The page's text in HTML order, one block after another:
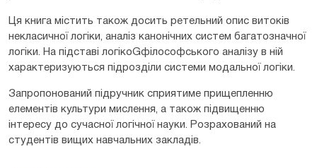
Ця книга містить також досить ретельний опис витоків
некласичної логіки, аналіз канонічних систем багатозначної
логіки. На підставі логікоGфілософського аналізу в ній
характеризуються підрозділи системи модальної логіки.
Запропонований підручник сприятиме прищепленню
елементів культури мислення, а також підвищенню
інтересу до сучасної логічної науки. Розрахований на
студентів вищих навчальних закладів.